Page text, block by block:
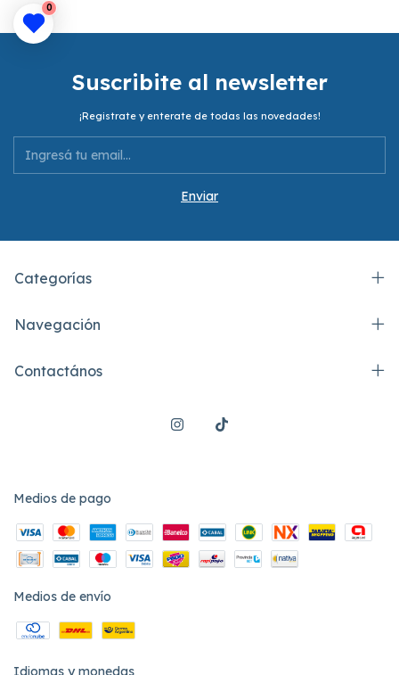
Suscribite al newsletter
¡Registrate y enterate de todas las novedades!
Categorías
Navegación
Contactános
Medios de pago
Medios de envío
Idiomas y monedas
0